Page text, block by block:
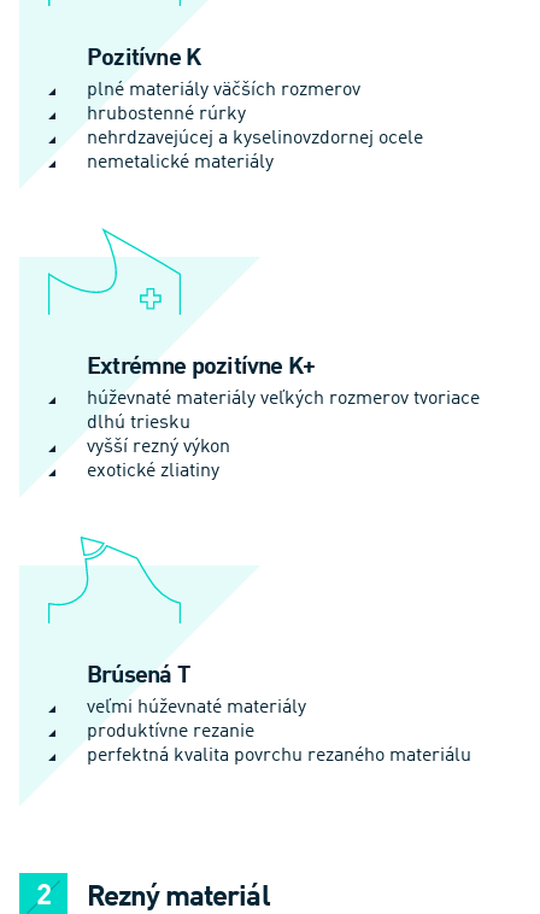
Pozitívne K
plné materiály väčších rozmerov
hrubostenné rúrky
nehrdzavejúcej a kyselinovzdornej ocele
nemetalické materiály
Extrémne pozitívne K+
húževnaté materiály veľkých rozmerov tvoriace
dlhú triesku
vyšší rezný výkon
exotické zliatiny
Brúsená T
veľmi húževnaté materiály
produktívne rezanie
perfektná kvalita povrchu rezaného materiálu
Rezný materiál